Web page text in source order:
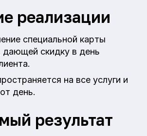
реализации
специальной карты
дающей скидку в день
на все услуги и
день.
результат